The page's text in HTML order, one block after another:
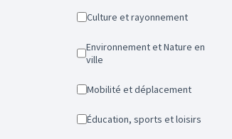
Culture et rayonnement
Environnement et Nature en
ville
Mobilité et déplacement
Éducation, sports et loisirs